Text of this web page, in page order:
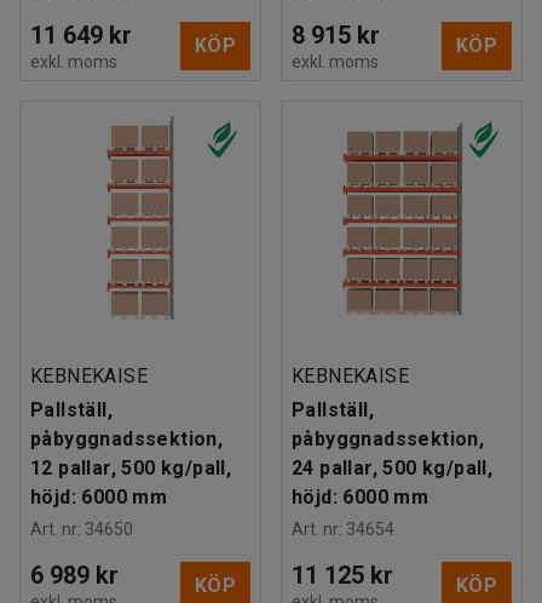
11 649 kr
exkl. moms
KÖP 8 915 kr
exkl. moms
KÖP
KEBNEKAISE
Pallställ,
påbyggnadssektion,
12 pallar, 500 kg/pall,
höjd: 6000 mm
Art. nr: 34650
6 989 kr KÖP
KEBNEKAISE
Pallställ,
påbyggnadssektion,
24 pallar, 500 kg/pall,
höjd: 6000 mm
Art. nr: 34654
11 125 kr KÖP